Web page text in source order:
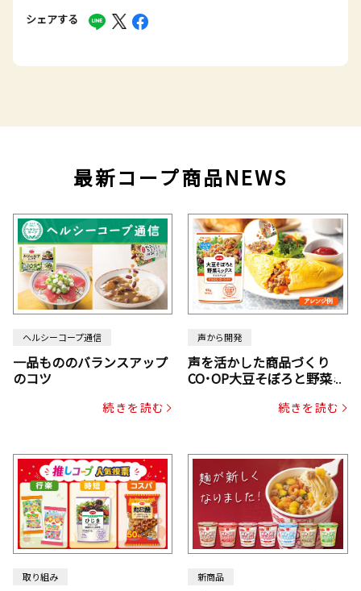
シェアする
最新コープ商品NEWS
ヘルシーコープ通信
一品もののバランスアップ
のコツ
続きを読む
声から開発
声を活かした商品づくり
CO･OP大豆そぼろと野菜ミ
じん・コーン入り）続きを読む
取り組み 新商品